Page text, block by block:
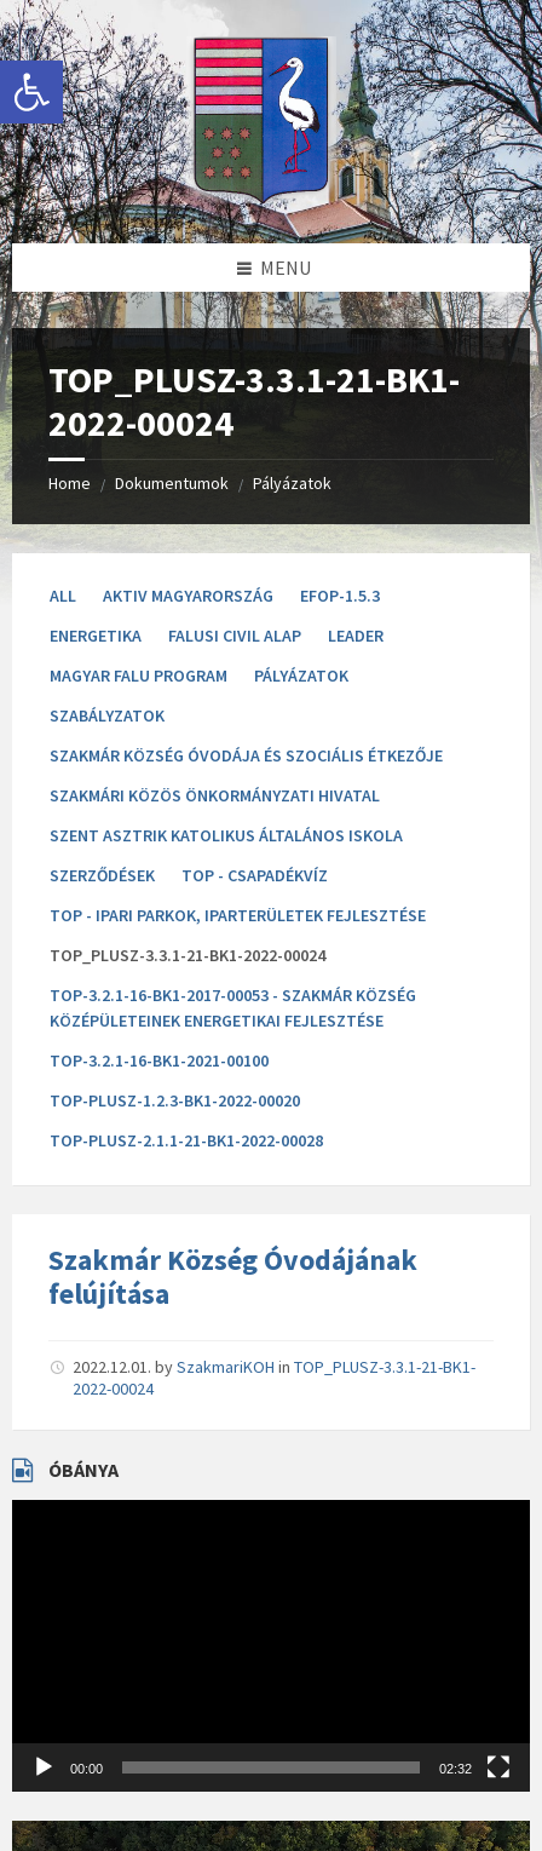
Eszköztár megnyitása
Skip
to
content
Skip
to
left
sidebar
Skip
to
footer
MENU
TOP_PLUSZ-3.3.1-21-BK1-
2022-00024
Home / Dokumentumok / Pályázatok
ALL AKTIV MAGYARORSZÁG
EFOP-1.5.3
ENERGETIKA
FALUSI CIVIL ALAP
LEADER
MAGYAR FALU PROGRAM
PÁLYÁZATOK
SZABÁLYZATOK
SZAKMÁR KÖZSÉG ÓVODÁJA ÉS SZOCIÁLIS ÉTKEZŐJE
SZAKMÁRI KÖZÖS ÖNKORMÁNYZATI HIVATAL
SZENT ASZTRIK KATOLIKUS ÁLTALÁNOS ISKOLA
SZERZŐDÉSEK
TOP - CSAPADÉKVÍZ
TOP - IPARI PARKOK, IPARTERÜLETEK FEJLESZTÉSE
TOP_PLUSZ-3.3.1-21-BK1-2022-00024
TOP-3.2.1-16-BK1-2017-00053 - SZAKMÁR KÖZSÉG
KÖZÉPÜLETEINEK ENERGETIKAI FEJLESZTÉSE
TOP-3.2.1-16-BK1-2021-00100
TOP-PLUSZ-1.2.3-BK1-2022-00020
TOP-PLUSZ-2.1.1-21-BK1-2022-00028
Szakmár Község Óvodájának
felújítása
2022.12.01. bySzakmariKOH in TOP_PLUSZ-3.3.1-21-BK1-
2022-00024
ÓBÁNYA
00:00 02:32
Videólejátszó